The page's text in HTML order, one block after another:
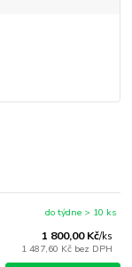
1 800,00 Kč/ks
1 487,60 Kč bez DPH
do týdne > 10 ks